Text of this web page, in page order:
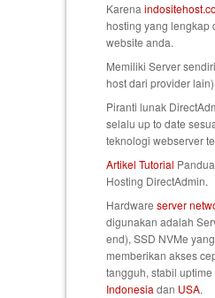
Karena
hosting yang lengkap
website anda.
Memiliki Server
host dari provider lain).
Piranti lunak
selalu up to date
teknologi webserver
Artikel Tutorial
Hosting DirectAdmin.
Hardware server
digunakan adalah
end), SSD NVMe
memberikan akses
tangguh, stabil
Indonesia dan USA.